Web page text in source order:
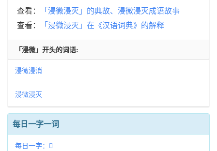
查看：
「浸微浸灭」的典故、浸微浸灭成语故事
查看：
「浸微浸灭」在《汉语词典》的解释
「浸微」开头的词语:
浸微浸消
浸微浸灭
每日一字一词
每日一字：𣡎